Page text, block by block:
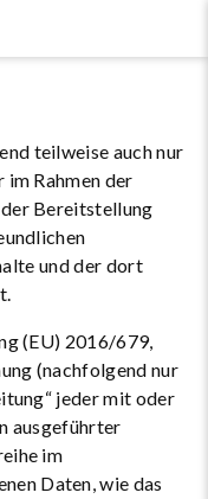
teilweise auch nur
im Rahmen der
Bereitstellung
und der dort
(EU) 2016/679,
(nachfolgend nur
jeder mit oder
ausgeführter
im
Daten, wie das